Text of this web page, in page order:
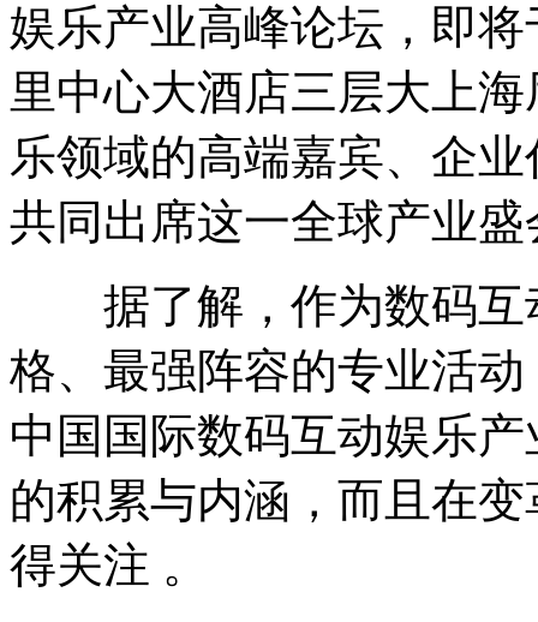
娱乐产业高峰论坛，即
里中心大酒店三层大上
乐领域的高端嘉宾、企
共同出席这一全球产业盛
据了解，作为数码互
格、最强阵容的专业活
中国国际数码互动娱乐
的积累与内涵，而且在
得关注 。